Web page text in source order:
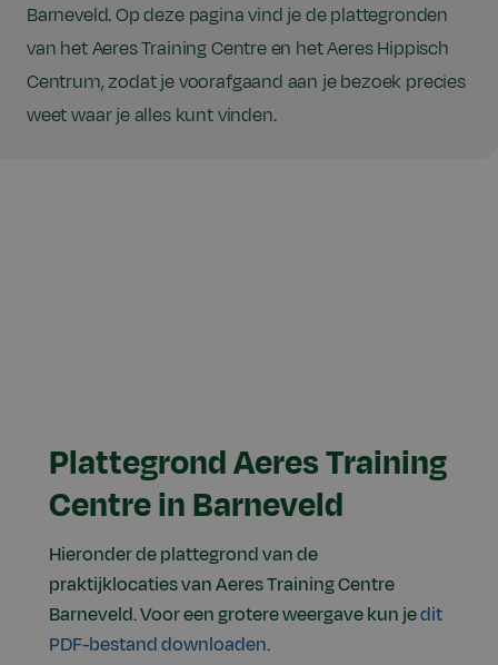
Barneveld. Op deze pagina vind je de plattegronden
van het Aeres Training Centre en het Aeres Hippisch
Centrum, zodat je voorafgaand aan je bezoek precies
weet waar je alles kunt vinden.
Plattegrond Aeres Training
Centre in Barneveld
Hieronder de plattegrond van de
praktijklocaties van Aeres Training Centre
Barneveld. Voor een grotere weergave kun jedit
PDF-bestand downloaden.